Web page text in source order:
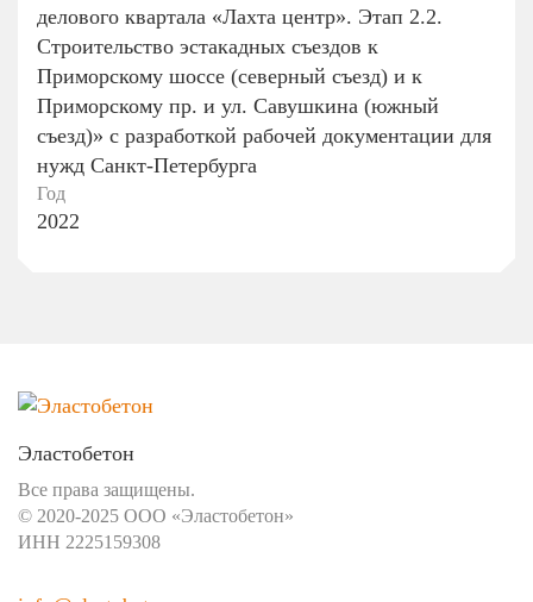
делового квартала «Лахта центр». Этап 2.2.
Строительство эстакадных съездов к
Приморскому шоссе (северный съезд) и к
Приморскому пр. и ул. Савушкина (южный
съезд)» с разработкой рабочей документации для
нужд Санкт-Петербурга
Год
2022
Эластобетон
Все права защищены.
© 2020-2025 ООО «Эластобетон»
ИНН 2225159308